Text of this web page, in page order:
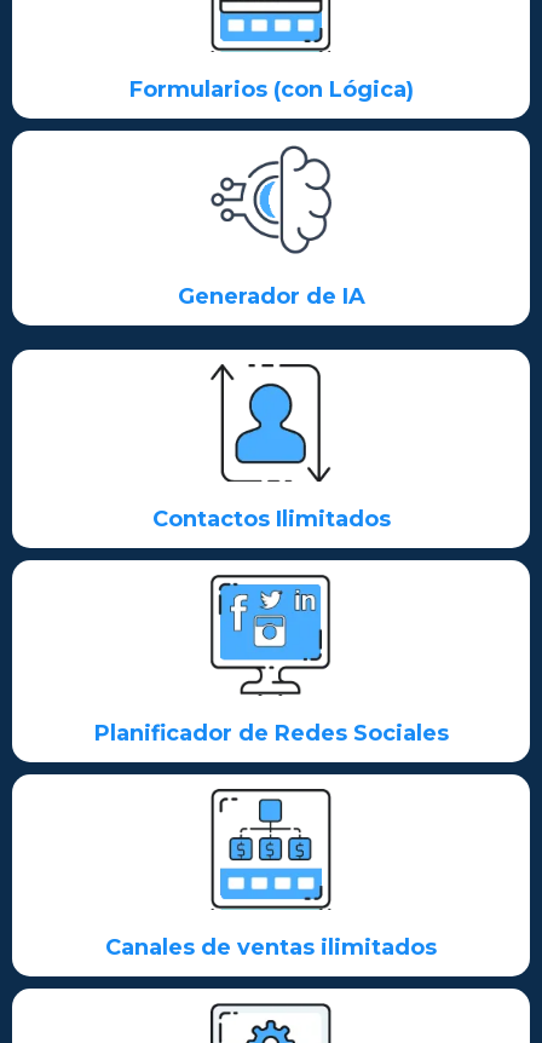
Formularios (con Lógica)
Generador de IA
Contactos Ilimitados
Planificador de Redes Sociales
Canales de ventas ilimitados